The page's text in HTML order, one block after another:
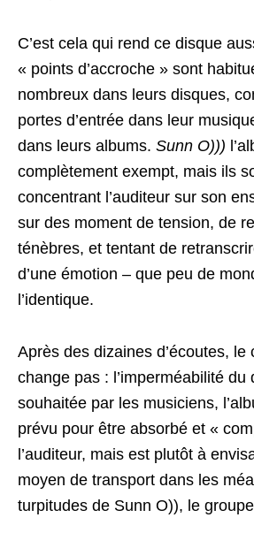
C’est cela qui rend ce disque
« points d’accroche » sont
nombreux dans leurs disques,
portes d’entrée dans leur
dans leurs albums. Sunn O)))
complètement exempt, mais ils
concentrant l’auditeur sur son
sur des moment de tension, de
ténèbres, et tentant de
d’une émotion – que peu de
l’identique.
Après des dizaines d’écoutes, le
change pas : l’imperméabilité du
souhaitée par les musiciens,
prévu pour être absorbé et «
l’auditeur, mais est plutôt à
moyen de transport dans les
turpitudes de Sunn O)), le